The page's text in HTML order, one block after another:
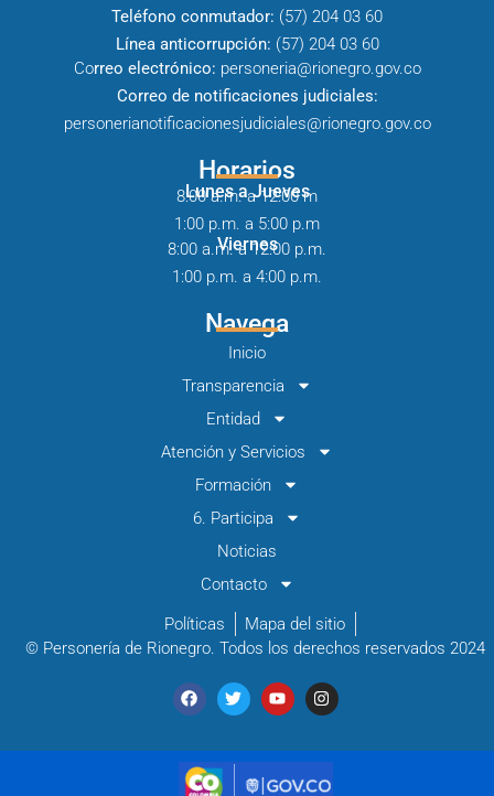
Teléfono conmutador: (57) 204 03 60
Línea anticorrupción: (57) 204 03 60
Correo electrónico: personeria@rionegro.gov.co
Correo de notificaciones judiciales:
personerianotificacionesjudiciales@rionegro.gov.co
Horarios
Lunes a Jueves
8:00 a.m. a 12:00 m
1:00 p.m. a 5:00 p.m
Viernes
8:00 a.m. a 12:00 p.m.
1:00 p.m. a 4:00 p.m.
Navega
Inicio
Transparencia
Entidad
Atención y Servicios
Formación
6. Participa
Noticias
Contacto
Políticas
Mapa del sitio
© Personería de Rionegro. Todos los derechos reservados 2024